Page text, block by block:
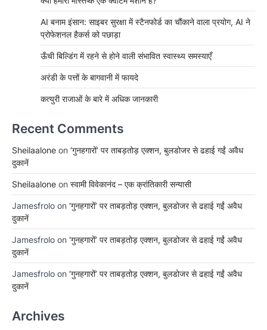
AI बनाम इंसान: साइबर सुरक्षा में स्टैनफोर्ड का चौंकाने वाला प्रयोग, AI ने
प्रोफेशनल हैकर्स को पछाड़ा
ऊँची बिल्डिंग में रहने से होने वाली संभावित स्वास्थ्य समस्याएँ
अरंडी के पत्तों के बागवानी में फायदे
कत्युरी राजाओं के बारे में अधिक जानकारी
Recent Comments
Sheilaalone on ‘गुनहगारों’ पर ताबड़तोड़ एक्शन, बुलडोजर से ढहाई गईं अवैध
दुकानें
Sheilaalone on स्वामी विवेकानंद – एक क्रांतिकारी सन्यासी
Jamesfrolo on ‘गुनहगारों’ पर ताबड़तोड़ एक्शन, बुलडोजर से ढहाई गईं अवैध
दुकानें
Jamesfrolo on ‘गुनहगारों’ पर ताबड़तोड़ एक्शन, बुलडोजर से ढहाई गईं अवैध
दुकानें
Jamesfrolo on ‘गुनहगारों’ पर ताबड़तोड़ एक्शन, बुलडोजर से ढहाई गईं अवैध
दुकानें
Archives